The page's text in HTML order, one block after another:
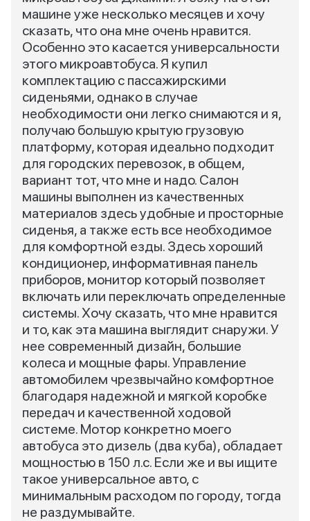
машине уже несколько месяцев и хочу
сказать, что она мне очень нравится.
Особенно это касается универсальности
этого микроавтобуса. Я купил
комплектацию с пассажирскими
сиденьями, однако в случае
необходимости они легко снимаются и я,
получаю большую крытую грузовую
платформу, которая идеально подходит
для городских перевозок, в общем,
вариант тот, что мне и надо. Салон
машины выполнен из качественных
материалов здесь удобные и просторные
сиденья, а также есть все необходимое
для комфортной езды. Здесь хороший
кондиционер, информативная панель
приборов, монитор который позволяет
включать или переключать определенные
системы. Хочу сказать, что мне нравится
и то, как эта машина выглядит снаружи. У
нее современный дизайн, большие
колеса и мощные фары. Управление
автомобилем чрезвычайно комфортное
благодаря надежной и мягкой коробке
передач и качественной ходовой
системе. Мотор конкретно моего
автобуса это дизель (два куба), обладает
мощностью в 150 л.с. Если же и вы ищите
такое универсальное авто, с
минимальным расходом по городу, тогда
не раздумывайте.